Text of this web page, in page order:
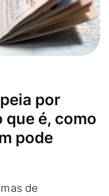
por
é, como
pode
de